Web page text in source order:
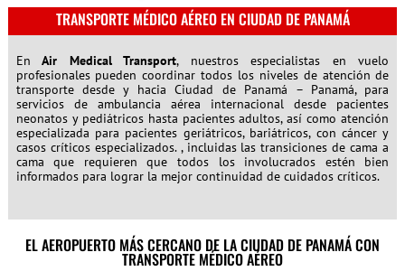
TRANSPORTE MÉDICO AÉREO EN CIUDAD DE PANAMÁ
En Air Medical Transport, nuestros especialistas en vuelo
profesionales pueden coordinar todos los niveles de atención de
transporte desde y hacia Ciudad de Panamá – Panamá, para
servicios de ambulancia aérea internacional desde pacientes
neonatos y pediátricos hasta pacientes adultos, así como atención
especializada para pacientes geriátricos, bariátricos, con cáncer y
casos críticos especializados. , incluidas las transiciones de cama a
cama que requieren que todos los involucrados estén bien
informados para lograr la mejor continuidad de cuidados críticos.
EL AEROPUERTO MÁS CERCANO DE LA CIUDAD DE PANAMÁ CON
TRANSPORTE MÉDICO AÉREO